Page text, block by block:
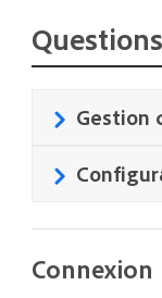
Gestion
Connexion